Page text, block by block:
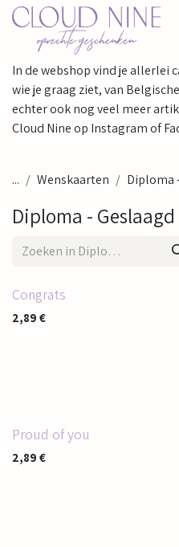
Overslaan naar inhoud
In de webshop vind je allerlei
wie je graag ziet, van
echter ook nog veel meer
Cloud Nine op Instagram of
... Wenskaarten Diploma
Diploma - Geslaagd
Congrats
2,89 €
Proud of you
2,89 €